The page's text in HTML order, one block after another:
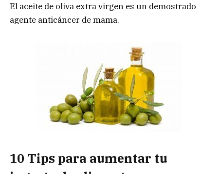
El aceite de oliva extra virgen es un demostrado
agente anticáncer de mama.
10 Tips para aumentar tu